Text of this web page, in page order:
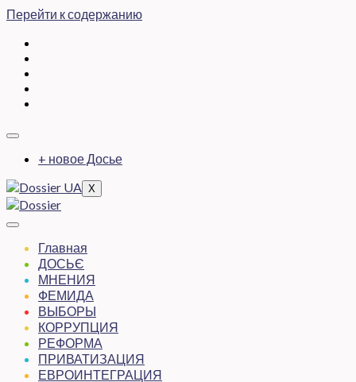
Перейти к содержанию
+ новое Досье
X
Главная
ДОСЬЄ
МНЕНИЯ
ФЕМИДА
ВЫБОРЫ
КОРРУПЦИЯ
РЕФОРМА
ПРИВАТИЗАЦИЯ
ЕВРОИНТЕГРАЦИЯ